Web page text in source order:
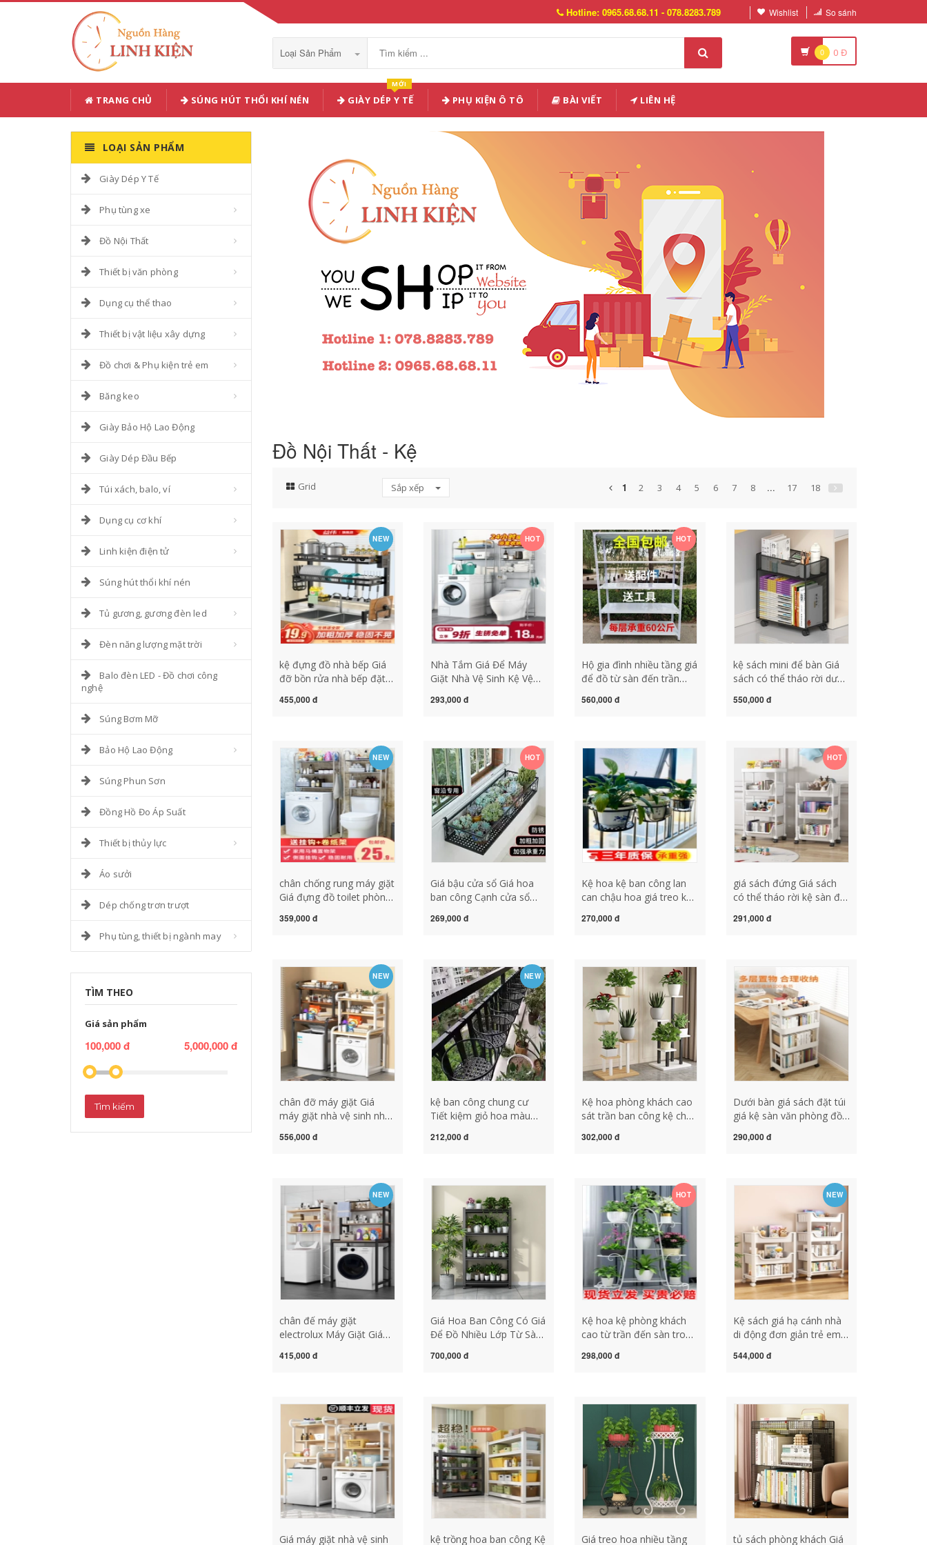
Hotline: 0965.68.68.11 - 078.8283.789 Wishlist So sánh
Loại Sản Phẩm 0 0 Đ
TRANG CHỦ SÚNG HÚT THỔI KHÍ NÉN GIÀY DÉP Y TẾ
MỚI
PHỤ KIỆN Ô TÔ BÀI VIẾT LIÊN HỆ
LOẠI SẢN PHẨM
Giày Dép Y Tế
Phụ tùng xe
Đồ Nội Thất
Thiết bị văn phòng
Dụng cụ thể thao
Thiết bị vật liệu xây dựng
Đồ chơi & Phụ kiện trẻ em
Băng keo
Giày Bảo Hộ Lao Động
Giày Dép Đầu Bếp
Túi xách, balo, ví
Dụng cụ cơ khí
Linh kiện điện tử
Súng hút thổi khí nén
Tủ gương, gương đèn led
Đèn năng lượng mặt trời
Balo đèn LED - Đồ chơi công
nghệ
Súng Bơm Mỡ
Bảo Hộ Lao Động
Súng Phun Sơn
Đồng Hồ Đo Áp Suất
Thiết bị thủy lực
Áo sưởi
Dép chống trơn trượt
Phụ tùng, thiết bị ngành may
TÌM THEO
Giá sản phẩm
100,000 đ 5,000,000 đ
Tìm kiếm
Đồ Nội Thất - Kệ
Grid Sắp xếp 1 2 3 4 5 6 7 8 ... 17 18
NEW
kệ đựng đồ nhà bếp Giá
đỡ bồn rửa nhà bếp đặt
đĩa giá để bát đĩa đa
nước kệ tủ nhà bếp kệ
nhà bếp
455,000 đ
HOT
Nhà Tắm Giá Để Máy
Giặt Nhà Vệ Sinh Kệ Vệ
Phía Trên Giá Đựng Giá
lg kệ để trên máy giặt
293,000 đ
HOT
Hộ gia đình nhiều tầng giá
để đồ từ sàn đến trần
đơn giản thép chịu lực kệ
kệ gỗ trồng cây kệ để
chậu hoa ban công
560,000 đ
kệ sách mini để bàn Giá
sách có thể tháo rời dưới
từ trần đến sàn tủ sách
sách có bánh xe lưu trữ
bàn tạo tác đáy tủ thấp
lưu trữ đồ lặt vặt xe sắt
rèn kệ gỗ mini để bàn làm
việc giá sách thông minh
550,000 đ
NEW
chân chống rung máy giặt
Giá đựng đồ toilet phòng
toilet giá treo tường máy
giặt electrolux
359,000 đ
HOT
Giá bậu cửa sổ Giá hoa
ban công Cạnh cửa sổ
Giá hoa mọng nước Lan
rồng giá sắt trồng cây
269,000 đ
Kệ hoa kệ ban công lan
can chậu hoa giá treo kệ
sổ phòng khách trong nhà
cay
270,000 đ
HOT
giá sách đứng Giá sách
có thể tháo rời kệ sàn đồ
gia đình xe đẩy đồ ăn nhẹ
291,000 đ
NEW
chân đỡ máy giặt Giá
máy giặt nhà vệ sinh nhà
bánh xe sóng ban công
máy giặt giá kê máy giặt
556,000 đ
NEW
kệ ban công chung cư
Tiết kiệm giỏ hoa màu
treo hoa giá lưu trữ giá
vận chuyển kệ trồng sen
đá kệ trồng sen đá
212,000 đ
Kệ hoa phòng khách cao
sát trần ban công kệ chậu
hoa sắt rèn trong nhà thịt
kệ trang trí ban công
302,000 đ
Dưới bàn giá sách đặt túi
giá kệ sàn văn phòng đồ
chuyển để đặt xe đẩy đồ
290,000 đ
NEW
chân đế máy giặt
electrolux Máy Giặt Giá
Phòng Tắm Sóng Bánh
cửa ngang lg chân máy
giặt chống rung electrolux
415,000 đ
Giá Hoa Ban Công Có Giá
Để Đồ Nhiều Lớp Từ Sàn
Giá Để Đồ Siêu Thị Có Giá
trồng cây cảnh
700,000 đ
HOT
Kệ hoa kệ phòng khách
cao từ trần đến sàn trong
sân sắt rèn nhiều lớp đặt
kệ trồng cây
298,000 đ
NEW
Kệ sách giá hạ cánh nhà
di động đơn giản trẻ em
lớp có bánh đọc sách tủ
bàn
544,000 đ
Giá máy giặt nhà vệ sinh
kệ trồng hoa ban công Kệ
Giá treo hoa nhiều tầng
tủ sách phòng khách Giá